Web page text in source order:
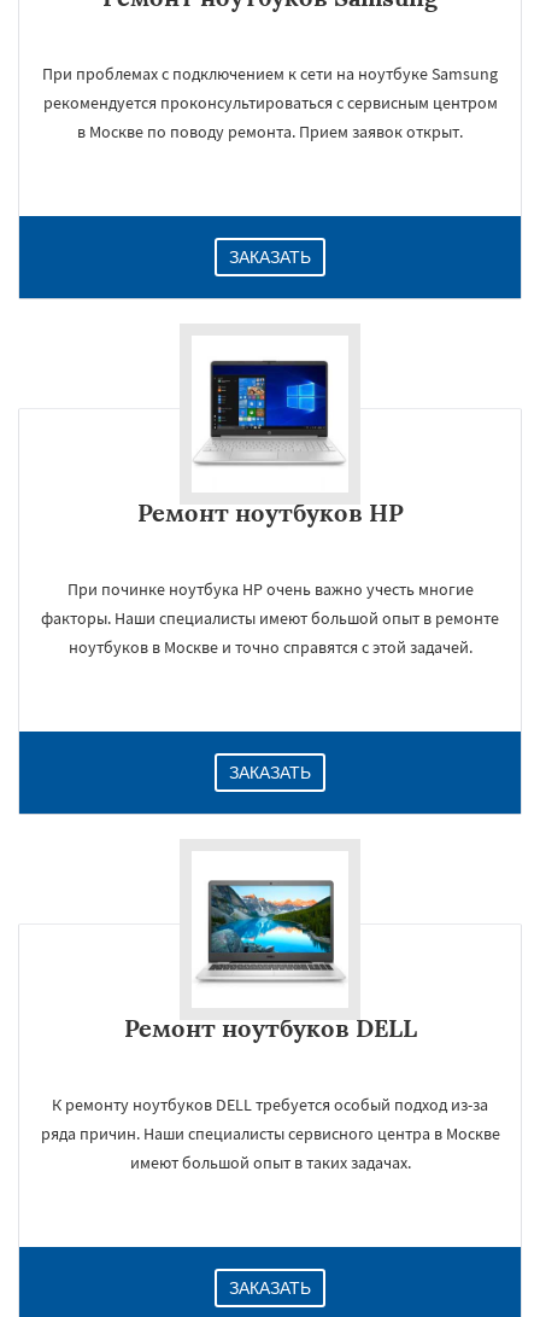
При проблемах с подключением к сети на ноутбуке Samsung
рекомендуется проконсультироваться с сервисным центром
в Москве по поводу ремонта. Прием заявок открыт.
ЗАКАЗАТЬ
Ремонт ноутбуков HP
При починке ноутбука HP очень важно учесть многие
факторы. Наши специалисты имеют большой опыт в ремонте
ноутбуков в Москве и точно справятся с этой задачей.
ЗАКАЗАТЬ
Ремонт ноутбуков DELL
К ремонту ноутбуков DELL требуется особый подход из-за
ряда причин. Наши специалисты сервисного центра в Москве
имеют большой опыт в таких задачах.
ЗАКАЗАТЬ
×